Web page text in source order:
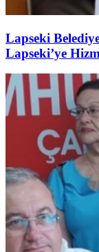
Lapseki
Lapseki’ye